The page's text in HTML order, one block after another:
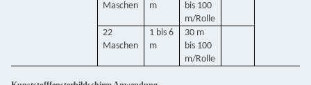
Maschen
m
bis 100
m/Rolle
22
Maschen
1 bis 6
m
30 m
bis 100
m/Rolle